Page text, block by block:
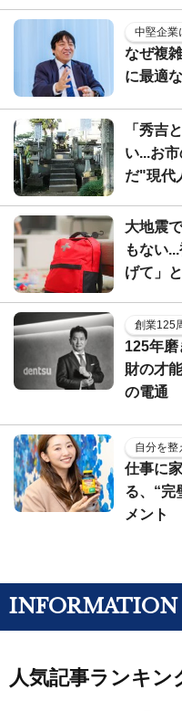
中堅企業
なぜ複
に最適
「秀吉
い...お
だ"現代
大地震
もない
げて」
創業125
125年磨
財の才
の電通
自分を整
仕事に
る、“完
メント
INFORMATION
人気記事ランキン